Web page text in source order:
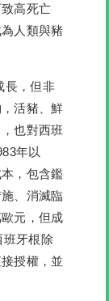
高死亡
人類與豬
長，但非
活豬、鮮
也對西班
年以
，包含鑑
、消滅臨
元，但成
班牙根除
授權，並